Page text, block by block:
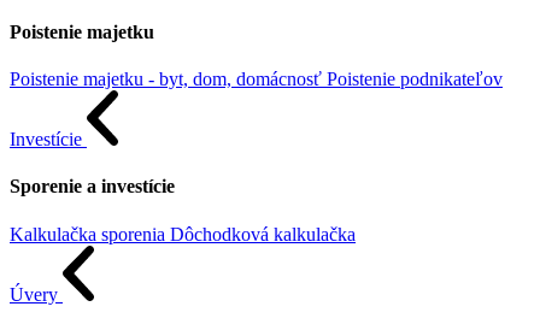
Poistenie majetku
Poistenie majetku - byt, dom, domácnosť Poistenie podnikateľov
Investície
Sporenie a investície
Kalkulačka sporenia Dôchodková kalkulačka
Úvery